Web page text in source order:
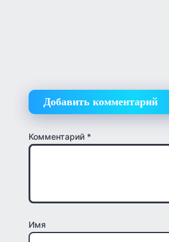
Добавить комментарий
Комментарий *
Имя